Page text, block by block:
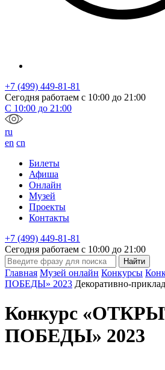
+7 (499) 449-81-81
Сегодня работаем с 10:00 до 21:00
С 10:00 до 21:00
ru
en cn
Билеты
Афиша
Онлайн
Музей
Проекты
Контакты
+7 (499) 449-81-81
Сегодня работаем с 10:00 до 21:00
Главная Музей онлайн Конкурсы
ПОБЕДЫ» 2023 Декоративно-
Конкурс
ПОБЕДЫ» 2023